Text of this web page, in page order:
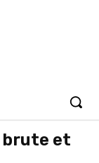
brute et